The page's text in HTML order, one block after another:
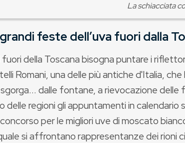
La schiacciata
feste dell’uva fuori dalla
fuori della Toscana bisogna puntare i
Romani, una delle più antiche d'Italia,
dalle fontane, a rievocazione
delle regioni gli appuntamenti in calendario
per le migliori uve di moscato
si affrontano rappresentanze dei rioni